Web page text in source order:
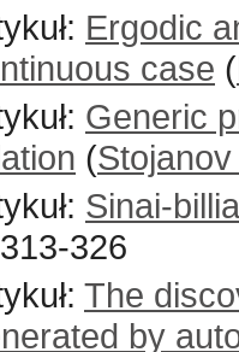
Ergodic
case (
Generic
(
Sinai-
326
The
by